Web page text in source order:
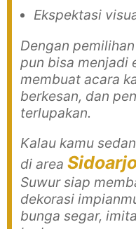
Ekspektasi
Dengan
pun bisa menjadi
membuat acara
berkesan, dan
terlupakan.
Kalau kamu
di area
Suwur siap
dekorasi
bunga segar,